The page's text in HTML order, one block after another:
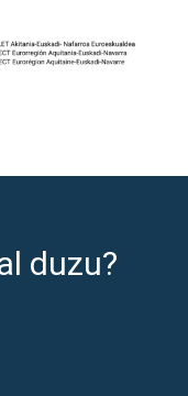
duzu?